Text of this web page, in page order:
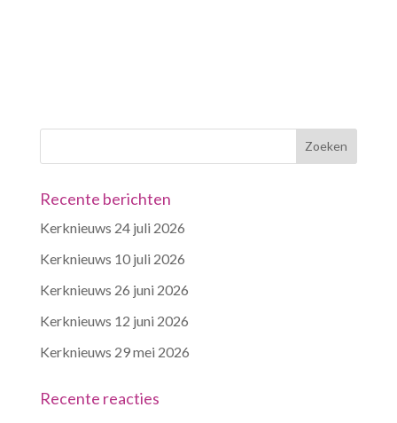
Recente berichten
Kerknieuws 24 juli 2026
Kerknieuws 10 juli 2026
Kerknieuws 26 juni 2026
Kerknieuws 12 juni 2026
Kerknieuws 29 mei 2026
Recente reacties